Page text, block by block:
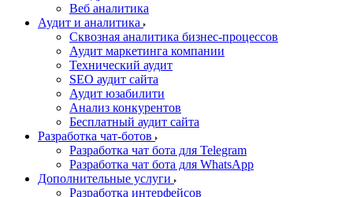
Веб аналитика
Аудит и аналитика
Сквозная аналитика бизнес-процессов
Аудит маркетинга компании
Технический аудит
SEO аудит сайта
Аудит юзабилити
Анализ конкурентов
Бесплатный аудит сайта
Разработка чат-ботов
Разработка чат бота для Telegram
Разработка чат бота для WhatsApp
Дополнительные услуги
Разработка интерфейсов